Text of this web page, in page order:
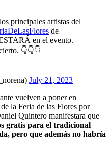
principales artistas del
de
en el evento.
👇👇👇
July 21, 2023
vuelven a poner en
la Feria de las Flores por
Quintero manifestara que
gratis para el tradicional
pero que además no habría